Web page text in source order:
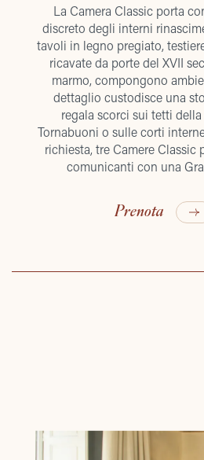
La Camera Classic porta
discreto degli interni
tavoli in legno pregiato,
ricavate da porte del XVII
marmo, compongono
dettaglio custodisce una
regala scorci sui tetti
Tornabuoni o sulle corti
richiesta, tre Camere Classic
comunicanti con una
Prenota